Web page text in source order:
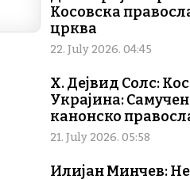
Косовска
црква
22. July 2026. 04:45
Х. Дејвид Солс:
Украјина:
канонско
21. July 2026. 05:58
Илијан Минчев: